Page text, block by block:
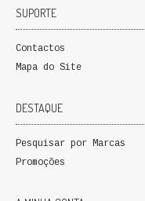
SUPORTE
Contactos
Mapa do Site
DESTAQUE
Pesquisar por Marcas
Promoções